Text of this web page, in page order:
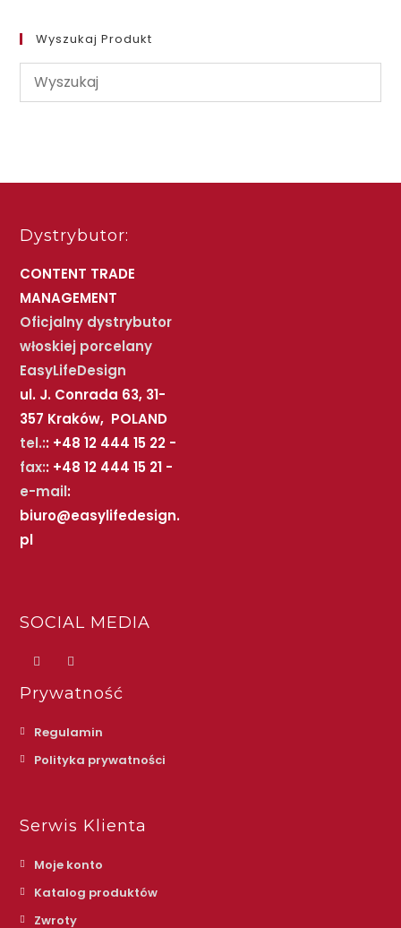
Wyszukaj Produkt
Dystrybutor:
CONTENT TRADE
MANAGEMENT
Oficjalny dystrybutor
włoskiej porcelany
EasyLifeDesign
ul. J. Conrada 63, 31-
357 Kraków, POLAND
tel.:: +48 12 444 15 22 -
fax:: +48 12 444 15 21 -
e-mail:
biuro@easylifedesign.
pl
SOCIAL MEDIA
Prywatność
Regulamin
Polityka prywatności
Serwis Klienta
Moje konto
Katalog produktów
Zwroty